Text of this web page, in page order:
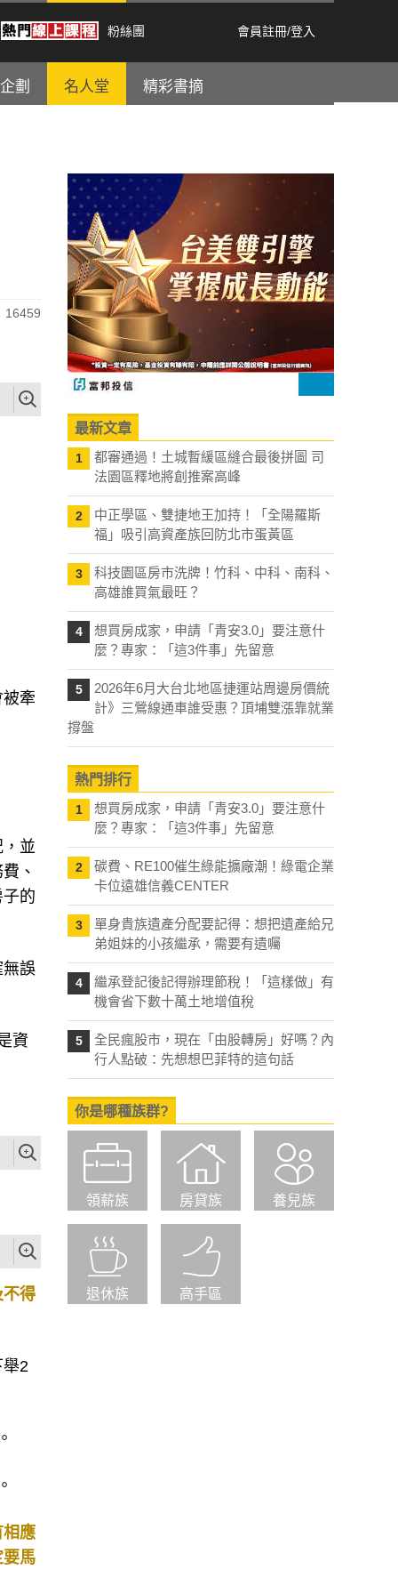
粉絲團 會員註冊/登入
劃 名人堂 精彩書摘
16459
牽
並
、
的
無誤
資
得
舉2
應
要馬
最新文章
1
都審通過！土城暫緩區縫合最後拼圖 司
法園區釋地將創推案高峰
2
中正學區、雙捷地王加持！「全陽羅斯
福」吸引高資產族回防北市蛋黃區
3
科技園區房市洗牌！竹科、中科、南科、
高雄誰買氣最旺？
4
想買房成家，申請「青安3.0」要注意什
麼？專家：「這3件事」先留意
5
2026年6月大台北地區捷運站周邊房價統
計》三鶯線通車誰受惠？頂埔雙漲靠就業
撐盤
熱門排行
1
想買房成家，申請「青安3.0」要注意什
麼？專家：「這3件事」先留意
2
碳費、RE100催生綠能擴廠潮！綠電企業
卡位遠雄信義CENTER
3
單身貴族遺產分配要記得：想把遺產給兄
弟姐妹的小孩繼承，需要有遺囑
4
繼承登記後記得辦理節稅！「這樣做」有
機會省下數十萬土地增值稅
5
全民瘋股市，現在「由股轉房」好嗎？內
行人點破：先想想巴菲特的這句話
你是哪種族群?
領薪族 房貸族 養兒族
退休族 高手區